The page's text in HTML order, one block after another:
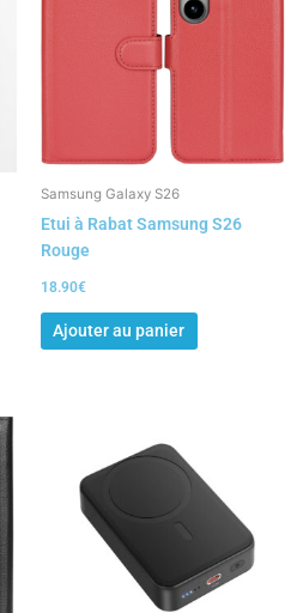
Samsung Galaxy S26
Etui à Rabat Samsung S26
Rouge
18.90€
Ajouter au panier